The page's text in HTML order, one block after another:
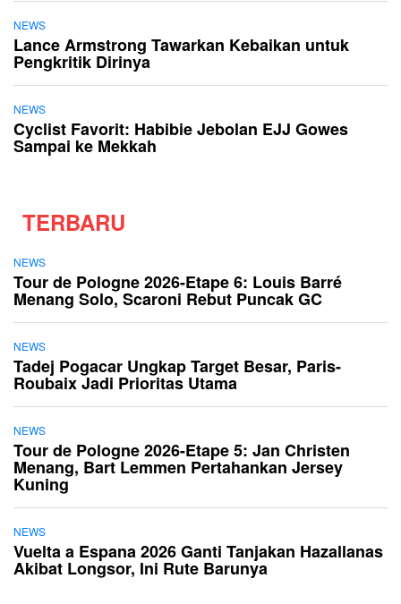
NEWS
Lance Armstrong Tawarkan Kebaikan untuk
Pengkritik Dirinya
NEWS
Cyclist Favorit: Habibie Jebolan EJJ Gowes
Sampai ke Mekkah
TERBARU
NEWS
Tour de Pologne 2026-Etape 6: Louis Barré
Menang Solo, Scaroni Rebut Puncak GC
NEWS
Tadej Pogacar Ungkap Target Besar, Paris-
Roubaix Jadi Prioritas Utama
NEWS
Tour de Pologne 2026-Etape 5: Jan Christen
Menang, Bart Lemmen Pertahankan Jersey
Kuning
NEWS
Vuelta a Espana 2026 Ganti Tanjakan Hazallanas
Akibat Longsor, Ini Rute Barunya